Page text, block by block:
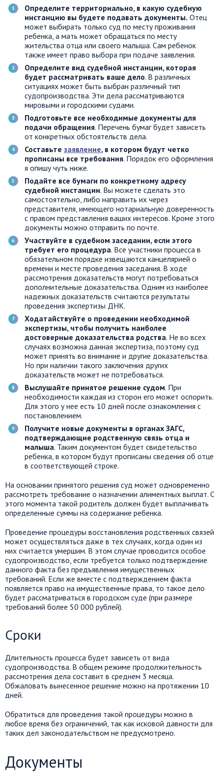
Определите территориально, в какую судебную
инстанцию вы будете подавать документы. Отец
может выбирать только суд по месту проживания
ребенка, а мать может обращаться по месту
жительства отца или своего малыша. Сам ребенок
также имеет право выбора при подаче заявления.
Определите вид судебной инстанции, которая
будет рассматривать ваше дело. В различных
ситуациях может быть выбран различный тип
судопроизводства. Эти дела рассматриваются
мировыми и городскими судами.
Подготовьте все необходимые документы для
подачи обращения. Перечень бумаг будет зависеть
от конкретных обстоятельств дела.
Составьте заявление, в котором будут четко
прописаны все требования. Порядок его оформления
я опишу чуть ниже.
Подайте все бумаги по конкретному адресу
судебной инстанции. Вы можете сделать это
самостоятельно, либо направить их через
представителя, имеющего нотариальную доверенность
с правом представления ваших интересов. Кроме этого
документы можно отправить по почте.
Участвуйте в судебном заседании, если этого
требует его процедура. Все участники процесса в
обязательном порядке извещаются канцелярией о
времени и месте проведения заседания. В ходе
рассмотрения доказательств могут потребоваться
дополнительные доказательства. Одним из наиболее
надежных доказательств считаются результаты
проведения экспертизы ДНК.
Ходатайствуйте о проведении необходимой
экспертизы, чтобы получить наиболее
достоверные доказательства родства. Не во всех
случаях возможна данная экспертиза, поэтому суд
может принять во внимание и другие доказательства.
Но при наличии такого заключения других
доказательств может не потребоваться.
Выслушайте принятое решение судом. При
необходимости каждая из сторон его может оспорить.
Для этого у нее есть 10 дней после ознакомления с
постановлением.
Получите новые документы в органах ЗАГС,
подтверждающие родственную связь отца и
малыша. Таким документом будет свидетельство
ребенка, в котором будут прописаны сведения об отце
в соответствующей строке.
На основании принятого решения суд может одновременно
рассмотреть требование о назначении алиментных выплат. С
этого момента такой родитель должен будет выплачивать
определенные суммы на содержание ребенка.
Проведение процедуры восстановления родственных связей
может осуществляться даже в тех случаях, когда один из
них считается умершим. В этом случае проводится особое
судопроизводство, если требуется только подтверждение
данного факта без предъявления имущественных
требований. Если же вместе с подтверждением факта
появляется право на имущественные права, то такое дело
будет рассматриваться в городском суде (при размере
требований более 50 000 рублей).
Сроки
Длительность процесса будет зависеть от вида
судопроизводства. В общем режиме продолжительность
рассмотрения дела составит в среднем 3 месяца.
Обжаловать вынесенное решение можно на протяжении 10
дней.
Обратиться для проведения такой процедуры можно в
любое время без ограничений, так как исковой давности для
таких дел законодательством не предусмотрено.
Документы